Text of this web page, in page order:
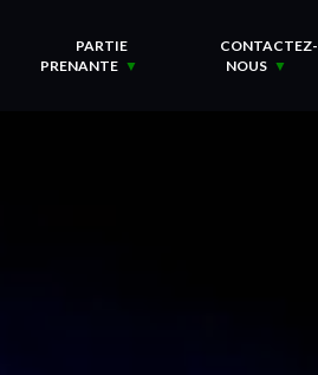
PARTIE
PRENANTE
CONTACTEZ-
NOUS